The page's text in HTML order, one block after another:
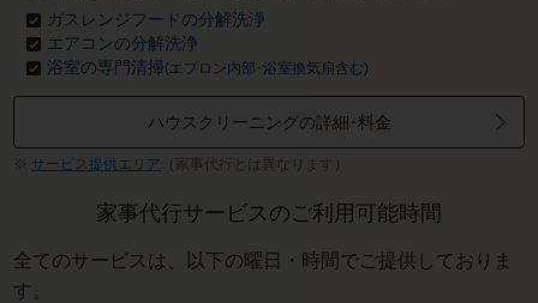
ガスレンジフードの分解洗浄
エアコンの分解洗浄
浴室の専門清掃(エプロン内部･浴室換気扇含む)
ハウスクリーニングの詳細･料金
サービス提供エリア （家事代行とは異なります）
家事代行サービスのご利用可能時間
全てのサービスは、以下の曜日・時間でご提供しておりま
す。